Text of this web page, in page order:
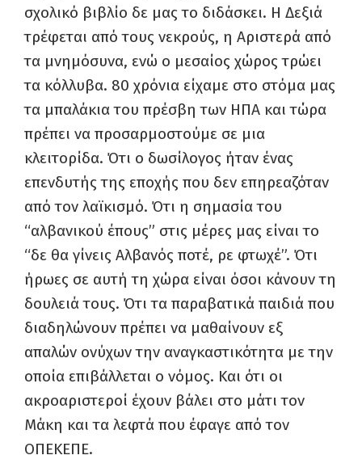
σχολικό βιβλίο δε μας το διδάσκει. Η Δεξιά
τρέφεται από τους νεκρούς, η Αριστερά από
τα μνημόσυνα, ενώ ο μεσαίος χώρος τρώει
τα κόλλυβα. 80 χρόνια είχαμε στο στόμα μας
τα μπαλάκια του πρέσβη των ΗΠΑ και τώρα
πρέπει να προσαρμοστούμε σε μια
κλειτορίδα. Ότι ο δωσίλογος ήταν ένας
επενδυτής της εποχής που δεν επηρεαζόταν
από τον λαϊκισμό. Ότι η σημασία του
“αλβανικού έπους” στις μέρες μας είναι το
“δε θα γίνεις Αλβανός ποτέ, ρε φτωχέ”. Ότι
ήρωες σε αυτή τη χώρα είναι όσοι κάνουν τη
δουλειά τους. Ότι τα παραβατικά παιδιά που
διαδηλώνουν πρέπει να μαθαίνουν εξ
απαλών ονύχων την αναγκαστικότητα με την
οποία επιβάλλεται ο νόμος. Και ότι οι
ακροαριστεροί έχουν βάλει στο μάτι τον
Μάκη και τα λεφτά που έφαγε από τον
ΟΠΕΚΕΠΕ.